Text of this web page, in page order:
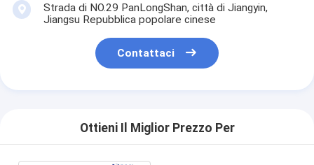
Strada di NO.29 PanLongShan, città di Jiangyin,
Jiangsu Repubblica popolare cinese
Contattaci
Ottieni Il Miglior Prezzo Per